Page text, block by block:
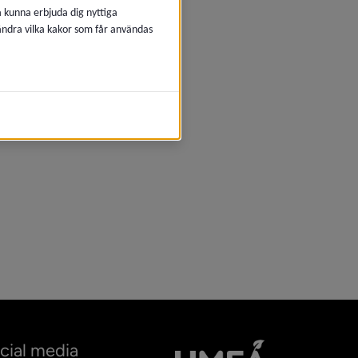
media
erbjuda dig nyttiga
vilka kakor som får användas